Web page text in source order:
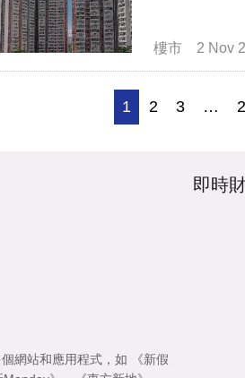
樓市 2 Nov
1 2 3 …
網站和應用程式，如
《新假
即時